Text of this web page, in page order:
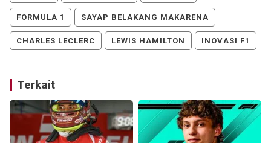
FORMULA 1 SAYAP BELAKANG MAKARENA
CHARLES LECLERC LEWIS HAMILTON INOVASI F1
Terkait